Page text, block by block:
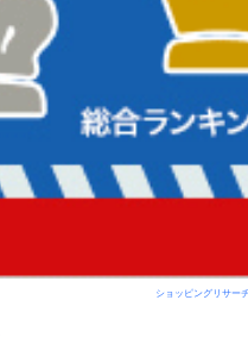
ショッピングリサー